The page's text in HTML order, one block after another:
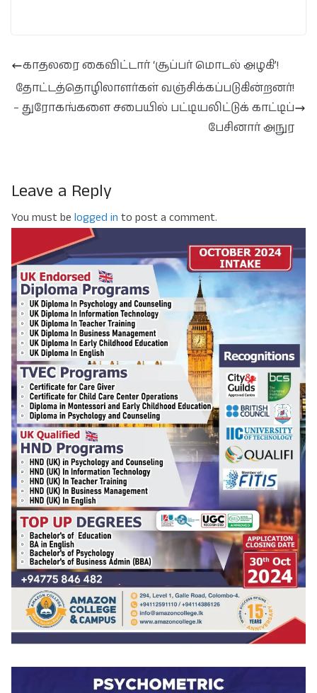
காதலரை கைவிட்டார் ‘சூப்பர் மொடல் அழகி’!
தோட்டத்தொழிலாளர்கள் வஞ்சிக்கப்படுகின்றனர்!
– துரோகங்களை சபையில் பட்டியலிட்டுக் காட்டிப்
பேசினார் அநுர
Leave a Reply
You must be logged in to post a comment.